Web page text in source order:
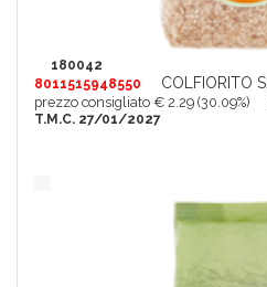
180042
8011515948550
COLFIORITO
prezzo consigliato € 2.29 (30.09%)
T.M.C. 27/01/2027